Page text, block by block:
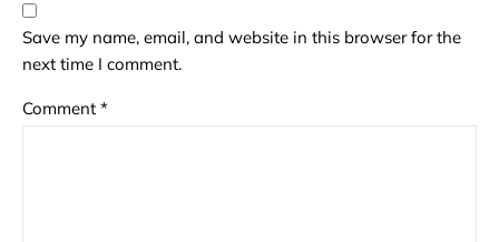
Save my name, email, and website in this browser for the
next time I comment.
Comment *